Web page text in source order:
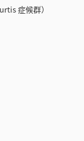
症候群）